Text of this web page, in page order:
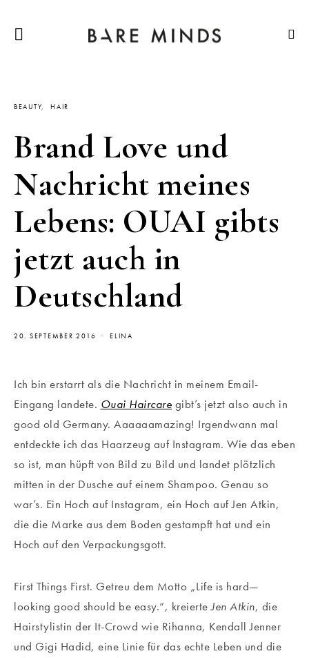
BEAUTY HAIR
Brand Love und
Nachricht meines
Lebens: OUAI gibts
jetzt auch in
Deutschland
20. SEPTEMBER 2016 ELINA
Ich bin erstarrt als die Nachricht in meinem Email-
Eingang landete. Ouai Haircare gibt’s jetzt also auch in
good old Germany. Aaaaaamazing! Irgendwann mal
entdeckte ich das Haarzeug auf Instagram. Wie das eben
so ist, man hüpft von Bild zu Bild und landet plötzlich
mitten in der Dusche auf einem Shampoo. Genau so
war’s. Ein Hoch auf Instagram, ein Hoch auf Jen Atkin,
die die Marke aus dem Boden gestampft hat und ein
Hoch auf den Verpackungsgott.
First Things First. Getreu dem Motto „Life is hard—
looking good should be easy.“, kreierteJen Atkin, die
Hairstylistin der It-Crowd wie Rihanna, Kendall Jenner
und Gigi Hadid, eine Linie für das echte Leben und die